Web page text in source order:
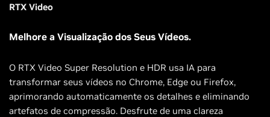
RTX Video
Melhore a Visualização dos Seus Vídeos.
O RTX Video Super Resolution e HDR usa IA para
transformar seus vídeos no Chrome, Edge ou Firefox,
aprimorando automaticamente os detalhes e eliminando
artefatos de compressão. Desfrute de uma clareza